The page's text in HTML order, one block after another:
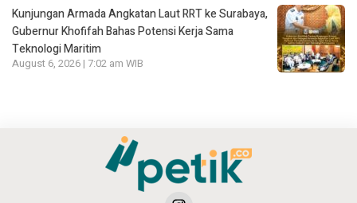
Kunjungan Armada Angkatan Laut RRT ke Surabaya,
Gubernur Khofifah Bahas Potensi Kerja Sama
Teknologi Maritim
August 6, 2026 | 7:02 am WIB